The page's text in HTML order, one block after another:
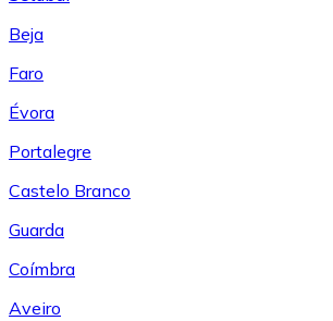
Beja
Faro
Évora
Portalegre
Castelo Branco
Guarda
Coímbra
Aveiro